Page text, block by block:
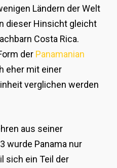
Ländern der Welt
dieser Hinsicht gleicht
Costa Rica.
der Panamanian
eher mit einer
verglichen werden
aus seiner
wurde Panama nur
sich ein Teil der